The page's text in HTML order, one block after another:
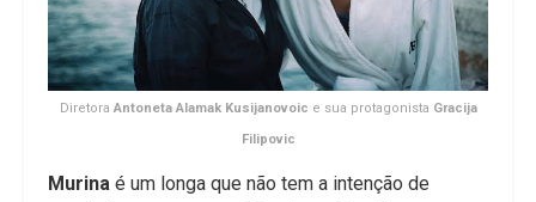
Diretora Antoneta Alamak Kusijanovoic e sua protagonista Gracija
Filipovic
Murina é um longa que não tem a intenção de